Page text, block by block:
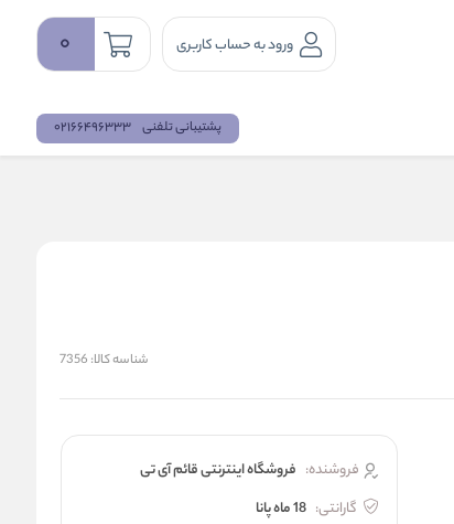
ورود به حساب کاربری 0
پشتیبانی تلفنی 02166496333
شناسه کالا: 7356
فروشنده: فروشگاه اینترنتی قائم آی تی
گارانتی: 18 ماه پانا